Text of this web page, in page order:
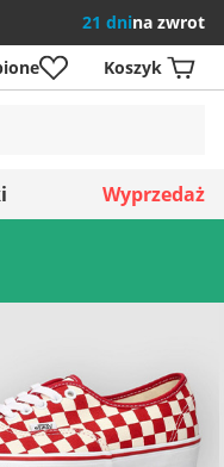
21 dnina zwrot
Koszyk
Wyprzedaż